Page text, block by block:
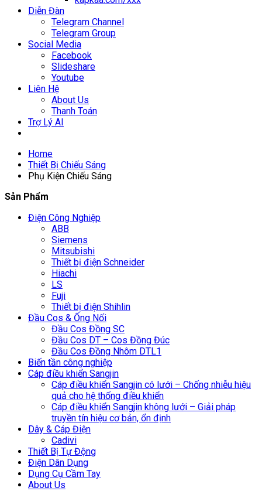
Diễn Đàn
Telegram Channel
Telegram Group
Social Media
Facebook
Slideshare
Youtube
Liên Hệ
About Us
Thanh Toán
Trợ Lý AI
Home
Thiết Bị Chiếu Sáng
Phụ Kiện Chiếu Sáng
Sản Phẩm
Điện Công Nghiệp
ABB
Siemens
Mitsubishi
Thiết bị điện Schneider
Hiachi
LS
Fuji
Thiết bị điện Shihlin
Đầu Cos & Ống Nối
Đầu Cos Đồng SC
Đầu Cos DT – Cos Đồng Đúc
Đầu Cos Đồng Nhôm DTL1
Biến tần công nghiệp
Cáp điều khiển Sangjin
Cáp điều khiển Sangjin có lưới – Chống nhiễu hiệu
quả cho hệ thống điều khiển
Cáp điều khiển Sangjin không lưới – Giải pháp
truyền tín hiệu cơ bản, ổn định
Dây & Cáp Điện
Cadivi
Thiết Bị Tự Động
Điện Dân Dụng
Dụng Cụ Cầm Tay
About Us